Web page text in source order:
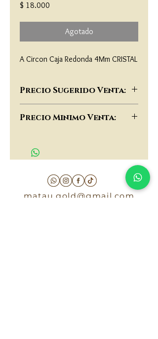
$ 18.000
Agotado
A Circon Caja Redonda 4Mm CRISTAL
Precio Sugerido Venta:
Precio Minimo Venta:
matau.gold@gmail.com